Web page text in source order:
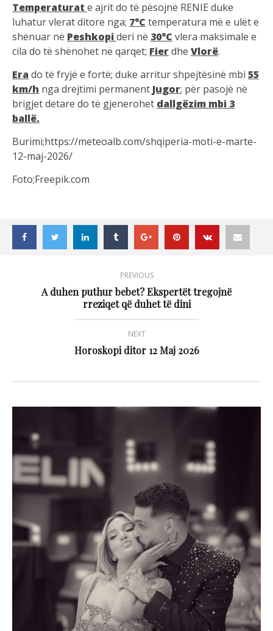
Temperaturat e ajrit do të pësojnë RENIE duke
luhatur vlerat ditore nga; 7°C temperatura më e ulët e
shënuar në Peshkopi deri në 30°C vlera maksimale e
cila do të shënohet në qarqet; Fierdhe Vlorë.
Era do të fryjë e fortë; duke arritur shpejtësinë mbi 55
km/h nga drejtimi permanent Jugor; për pasojë në
brigjet detare do të gjenerohet dallgëzim mbi 3
ballë.
Burimi;https://meteoalb.com/shqiperia-moti-e-marte-
12-maj-2026/
Foto;Freepik.com
PREVIOUS
A duhen puthur bebet? Ekspertët tregojnë
rreziqet që duhet të dini
NEXT
Horoskopi ditor 12 Maj 2026